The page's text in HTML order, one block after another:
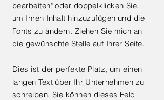
bearbeiten" oder doppelklicken Sie,
um Ihren Inhalt hinzuzufügen und die
Fonts zu ändern. Ziehen Sie mich an
die gewünschte Stelle auf Ihrer Seite.
Dies ist der perfekte Platz, um einen
langen Text über Ihr Unternehmen zu
schreiben. Sie können dieses Feld